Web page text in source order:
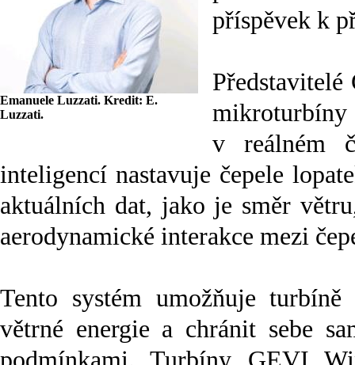
Emanuele Luzzati. Kredit: E.
Luzzati.
příspěvek k
v reálném
inteligencí nastavuje čepele
aktuálních dat, jako je směr
aerodynamické interakce mezi
Tento systém umožňuje
větrné energie a chránit sebe